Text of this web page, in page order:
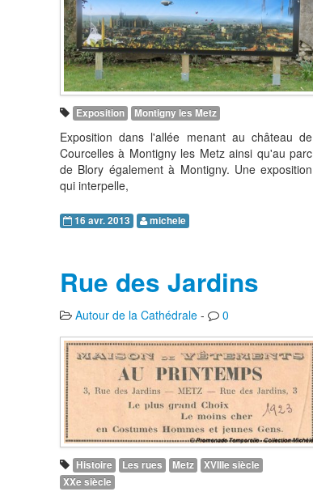
Exposition Montigny les Metz
Exposition dans l'allée menant au château de
Courcelles à Montigny les Metz ainsi qu'au parc
de Blory également à Montigny. Une exposition
qui interpelle,
16 avr. 2013 michele
Rue des Jardins
Autour de la Cathédrale- 0
Histoire Les rues Metz
XVIIIe siècle
XXe siècle